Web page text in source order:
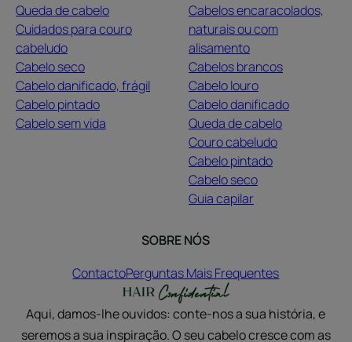
Queda de cabelo
Cuidados para couro
cabeludo
Cabelo seco
Cabelo danificado, frágil
Cabelo pintado
Cabelo sem vida
Cabelos encaracolados,
naturais ou com
alisamento
Cabelos brancos
Cabelo louro
Cabelo danificado
Queda de cabelo
Couro cabeludo
Cabelo pintado
Cabelo seco
Guia capilar
SOBRE NÓS
ContactoPerguntas Mais Frequentes
Aqui, damos-lhe ouvidos: conte-nos a sua história, e
seremos a sua inspiração. O seu cabelo cresce com as